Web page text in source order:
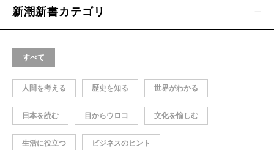
新潮新書カテゴリ
すべて
人間を考える 歴史を知る 世界がわかる
日本を読む 目からウロコ 文化を愉しむ
生活に役立つ ビジネスのヒント